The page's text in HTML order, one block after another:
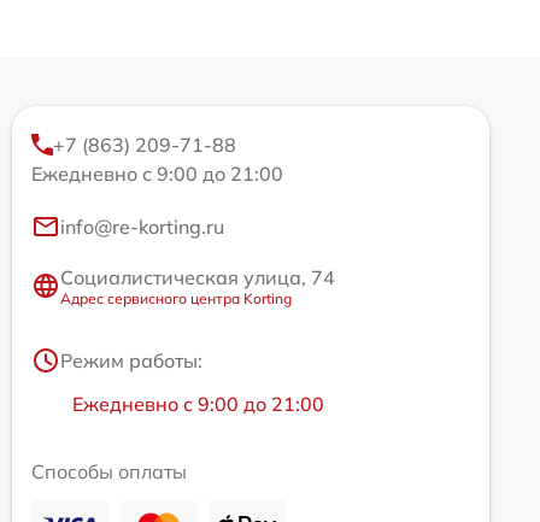
+7 (863) 209-71-88
Ежедневно с 9:00 до 21:00
info@re-korting.ru
Социалистическая улица, 74
Адрес сервисного центра Korting
Режим работы:
Ежедневно с 9:00 до 21:00
Способы оплаты